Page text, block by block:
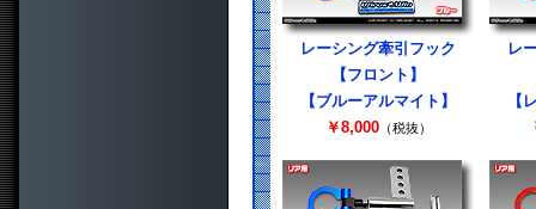
レーシング牽引フック
【フロント】
【ブルーアルマイト】
￥8,000（税抜）
レ
【